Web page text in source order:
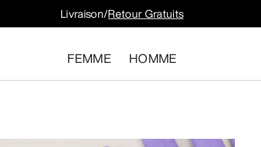
Livraison/Retour Gratuits
FEMME HOMME